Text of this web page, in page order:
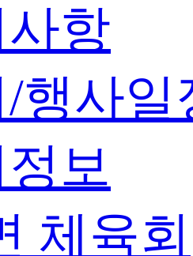
항
행사일
보
체육회